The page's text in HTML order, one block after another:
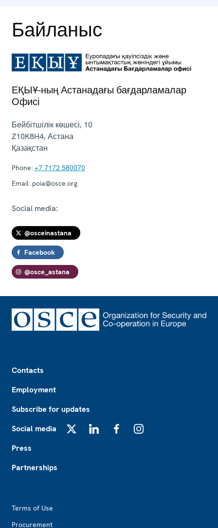
Байланыс
ЕҚЫҰ-ның Астанадағы бағдарламалар
Офисі
Бейбітшілік көшесі, 10
Z10K8H4,Астана
Қазақстан
Phone: +7 7172 580070
Email: poia@osce.org
Social media:
@osceinastana
Facebook
@osce_astana
Contacts
Employment
Subscribe for updates
Social media
Press
Partnerships
Terms of Use
Procurement